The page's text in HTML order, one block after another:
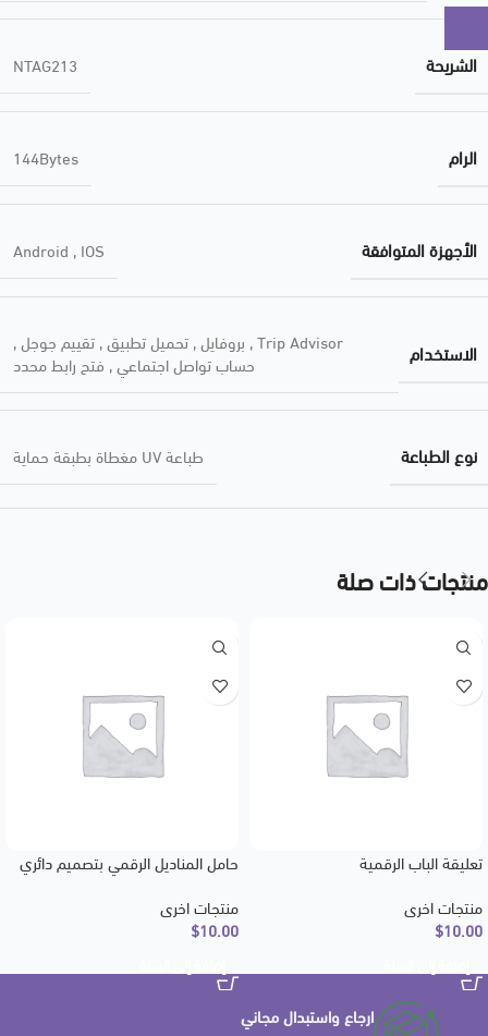
الشريحة NTAG213
الرام 144Bytes
الأجهزة المتوافقة Android ,IOS
الاستخدام Trip Advisor
, بروفايل,تحميل تطبيق,تقييم جوجل,
حساب تواصل اجتماعي, فتح رابط محدد
نوع الطباعة طباعة UV مغطاة بطبقة حماية
منتجات ذات صلة
تعليقة الباب الرقمية
منتجات اخرى
$10.00
حامل المناديل الرقمي بتصميم دائري
منتجات اخرى
$10.00
ارجاع واستبدال مجاني